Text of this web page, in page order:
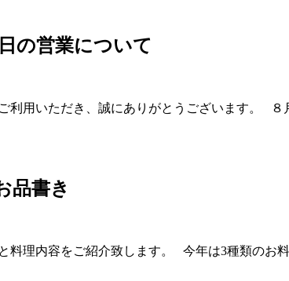
の営業について
利用いただき、誠にありがとうございます。
品書き
料理内容をご紹介致します。 今年は3種類のお